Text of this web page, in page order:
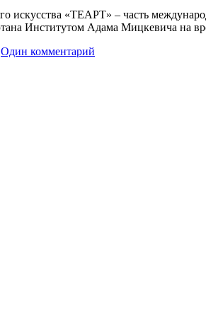
искусства «ТЕАРТ» – часть
Институтом Адама Мицкевича на
Один комментарий